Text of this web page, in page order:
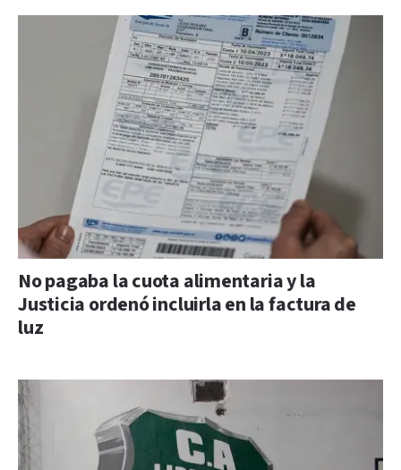
No pagaba la cuota alimentaria y la
Justicia ordenó incluirla en la factura de
luz